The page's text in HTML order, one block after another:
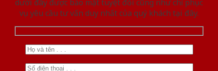
dưới đây được bảo mật tuyệt đối cũng như chỉ phục
vụ yêu cầu tư vấn duy nhất của quý khách tại đây.